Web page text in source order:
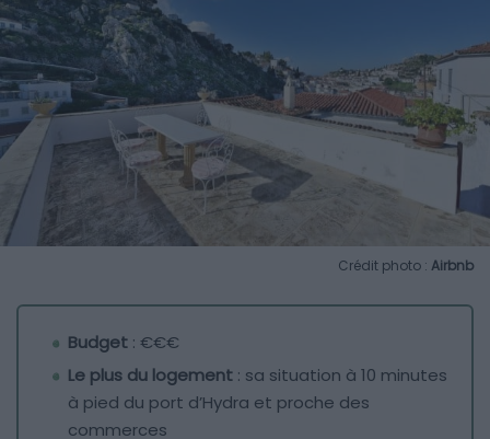
Crédit photo : Airbnb
Budget : €€€
Le plus du logement : sa situation à 10 minutes
à pied du port d’Hydra et proche des
commerces